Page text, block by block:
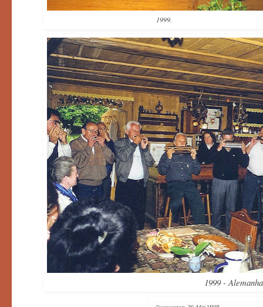
1999.
1999 -